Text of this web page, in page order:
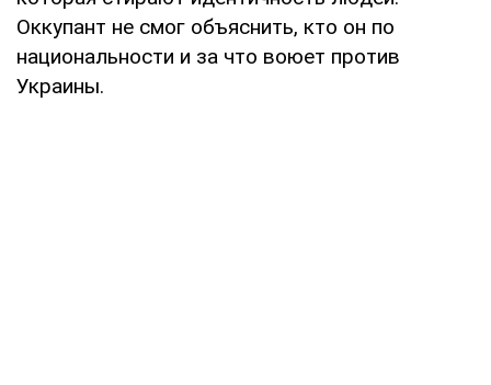
Оккупант не смог объяснить, кто он по
национальности и за что воюет против
Украины.